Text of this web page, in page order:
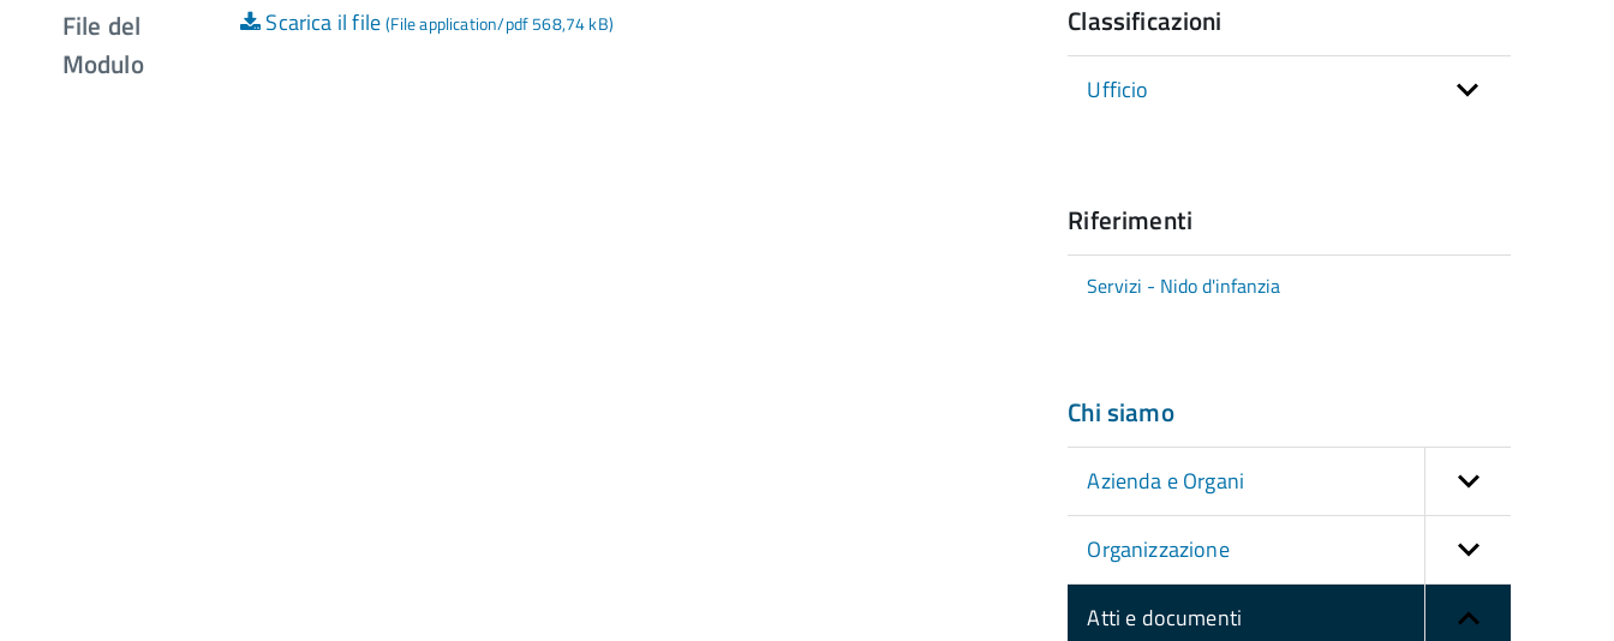
File del
Modulo
Scarica il file(File application/pdf 568,74 kB) Classificazioni
Ufficio
Riferimenti
Servizi - Nido d'infanzia
Chi siamo
Azienda e Organi
Organizzazione
Atti e documenti